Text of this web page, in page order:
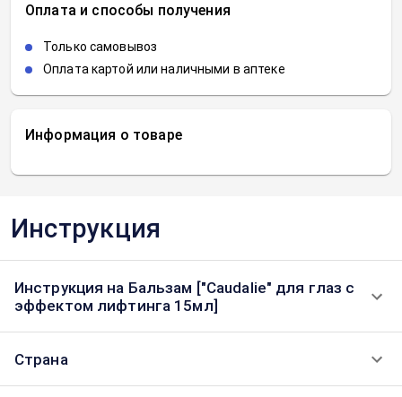
Информация о товаре
Оплата и способы получения
Только самовывоз
Оплата картой или наличными в аптеке
Инструкция
Инструкция на Бальзам ["Caudalie" для глаз с
эффектом лифтинга 15мл]
Страна